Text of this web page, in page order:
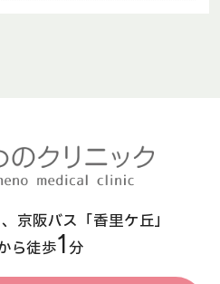
京阪バス「香里ケ丘」
ら徒歩1分